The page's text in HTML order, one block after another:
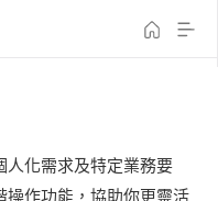
化需求及特定業務要
作功能，協助你更靈活